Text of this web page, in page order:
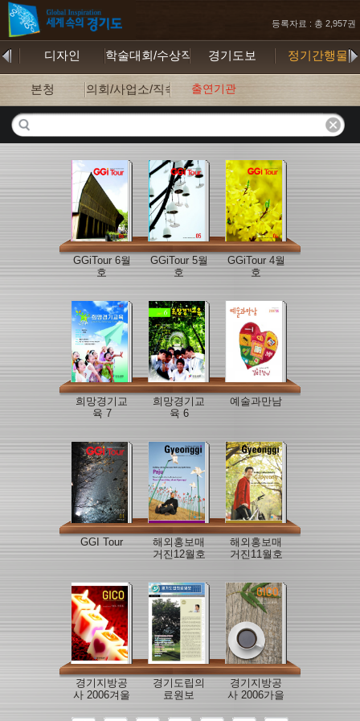
등록자료 : 총 2,957권
디자인 학술대회/수상작 경기도보 정기간행물
본청 의회/사업소/직속기관출연기관
GGiTour 6월
호
GGiTour 5월
호
GGiTour 4월
호
희망경기교
육 7
희망경기교
육 6
예술과만남
GGI Tour
해외홍보매
거진12월호
해외홍보매
거진11월호
경기지방공
사 2006겨울
경기도립의
료원보
경기지방공
사 2006가을